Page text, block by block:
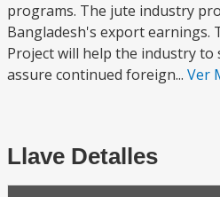
programs. The jute industry
Bangladesh's export earnings.
Project will help the industry to
assure continued foreign... Ver
Llave Detalles